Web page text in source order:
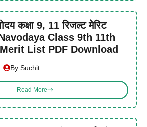
कक्षा 9, 11 रिजल्ट मेरिट
Navodaya Class 9th 11th
List PDF Download
By Suchit
Read More